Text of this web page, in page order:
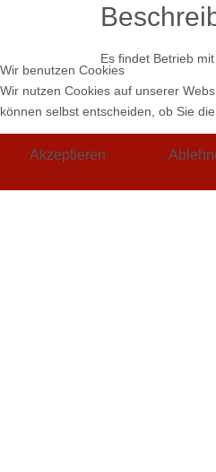
Es findet Betrieb
Wir benutzen Cookies
Wir nutzen Cookies auf unserer
können selbst entscheiden, ob Sie
Akzeptieren